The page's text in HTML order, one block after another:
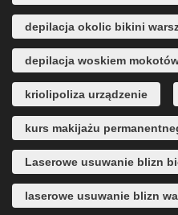
depilacja okolic bikini
depilacja woskiem
kriolipoliza urządzenie
kurs makijażu
Laserowe usuwanie blizn
laserowe usuwanie blizn